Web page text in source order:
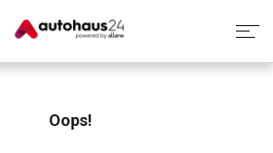
Rund um die Inzahlungnahme
Oops!